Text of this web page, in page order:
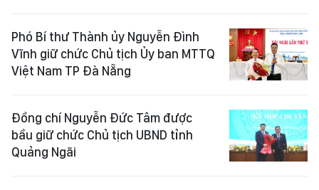
Phó Bí thư Thành ủy Nguyễn Đình
Vĩnh giữ chức Chủ tịch Ủy ban MTTQ
Việt Nam TP Đà Nẵng
Đồng chí Nguyễn Đức Tâm được
bầu giữ chức Chủ tịch UBND tỉnh
Quảng Ngãi